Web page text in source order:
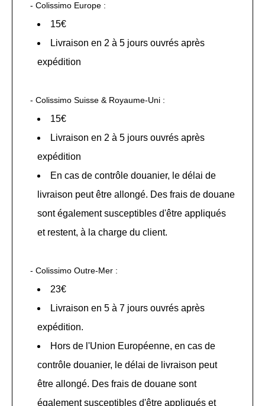
- Colissimo Europe :
15€
Livraison en 2 à 5 jours ouvrés après
expédition
- Colissimo Suisse & Royaume-Uni :
15€
Livraison en 2 à 5 jours ouvrés après
expédition
En cas de contrôle douanier, le délai de
livraison peut être allongé. Des frais de douane
sont également susceptibles d'être appliqués
et restent, à la charge du client.
- Colissimo Outre-Mer :
23€
Livraison en 5 à 7 jours ouvrés après
expédition.
Hors de l'Union Européenne, en cas de
contrôle douanier, le délai de livraison peut
être allongé. Des frais de douane sont
également susceptibles d'être appliqués et